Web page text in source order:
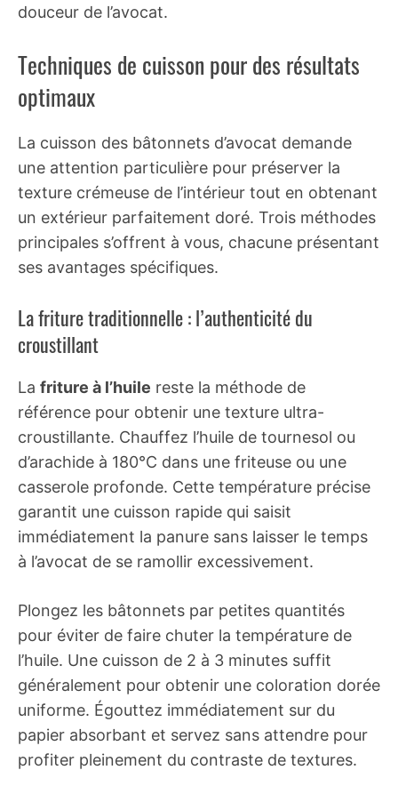
douceur de l’avocat.
Techniques de cuisson pour des résultats
optimaux
La cuisson des bâtonnets d’avocat demande
une attention particulière pour préserver la
texture crémeuse de l’intérieur tout en obtenant
un extérieur parfaitement doré. Trois méthodes
principales s’offrent à vous, chacune présentant
ses avantages spécifiques.
La friture traditionnelle : l’authenticité du
croustillant
La friture à l’huile reste la méthode de
référence pour obtenir une texture ultra-
croustillante. Chauffez l’huile de tournesol ou
d’arachide à 180°C dans une friteuse ou une
casserole profonde. Cette température précise
garantit une cuisson rapide qui saisit
immédiatement la panure sans laisser le temps
à l’avocat de se ramollir excessivement.
Plongez les bâtonnets par petites quantités
pour éviter de faire chuter la température de
l’huile. Une cuisson de 2 à 3 minutes suffit
généralement pour obtenir une coloration dorée
uniforme. Égouttez immédiatement sur du
papier absorbant et servez sans attendre pour
profiter pleinement du contraste de textures.